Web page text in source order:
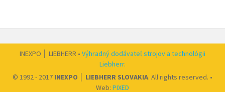
INEXPO │ LIEBHERR • Výhradný dodávateľ strojov a technológii
Liebherr.
© 1992 - 2017 INEXPO │ LIEBHERR SLOVAKIA. All rights reserved. •
Web: PIXED